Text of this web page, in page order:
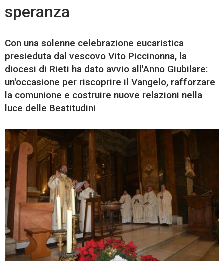
speranza
Con una solenne celebrazione eucaristica
presieduta dal vescovo Vito Piccinonna, la
diocesi di Rieti ha dato avvio all'Anno Giubilare:
un'occasione per riscoprire il Vangelo, rafforzare
la comunione e costruire nuove relazioni nella
luce delle Beatitudini